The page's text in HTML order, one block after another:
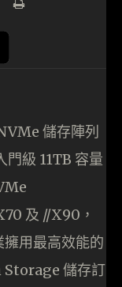
儲存陣列
級 11TB 容量
及 //X90，
用最高效能的
Storage 儲存訂